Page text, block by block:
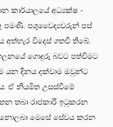
කාර්යාලයේ අධ්‍යක්ෂ -
පමණි. පශුවෛද්‍යවරුන් පස්
විදෙස් ගතවී තිබේ.
ගොදුරු බවට පත්වීමට
යන දිනය දක්වාම ඔවුන්ට
ඒ නියමිත උසස්වීමේ
තබා රාජකාරි ඉටුකරන
නොලබා මෙසේ සේවය කරන